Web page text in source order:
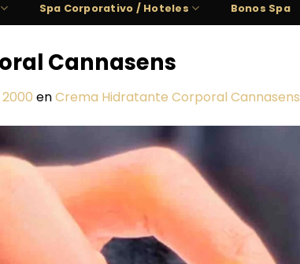
Spa Corporativo / Hoteles Bonos Spa
Cannasens
enCrema Hidratante Corporal Cannasens